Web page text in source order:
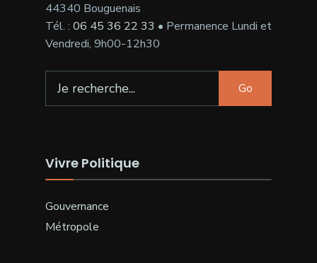
44340 Bouguenais
Tél. : 06 45 36 22 33 • Permanence Lundi et
Vendredi, 9h00-12h30
for:
Go
Vivre Politique
Gouvernance
Métropole